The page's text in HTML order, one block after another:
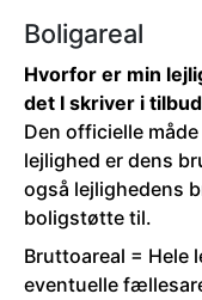
Boligareal
Hvorfor er min
det I skriver i
Den officielle
lejlighed er dens
også lejlighedens
boligstøtte til.
Bruttoareal = Hele
eventuelle